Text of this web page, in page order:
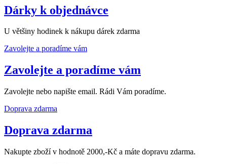
Dárky k objednávce
U většiny hodinek k nákupu dárek zdarma
Zavolejte a poradíme vám
Zavolejte a poradíme vám
Zavolejte nebo napište email. Rádi Vám poradíme.
Doprava zdarma
Doprava zdarma
Nakupte zboží v hodnotě 2000,-Kč a máte dopravu zdarma.